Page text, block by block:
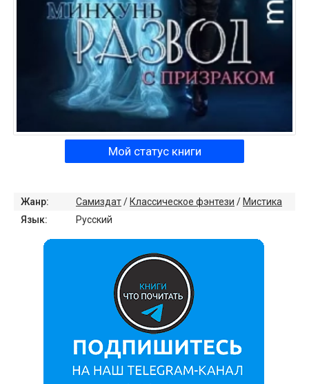
Мой статус книги
Жанр: Самиздат/ Классическое фэнтези / Мистика
Язык:
Русский